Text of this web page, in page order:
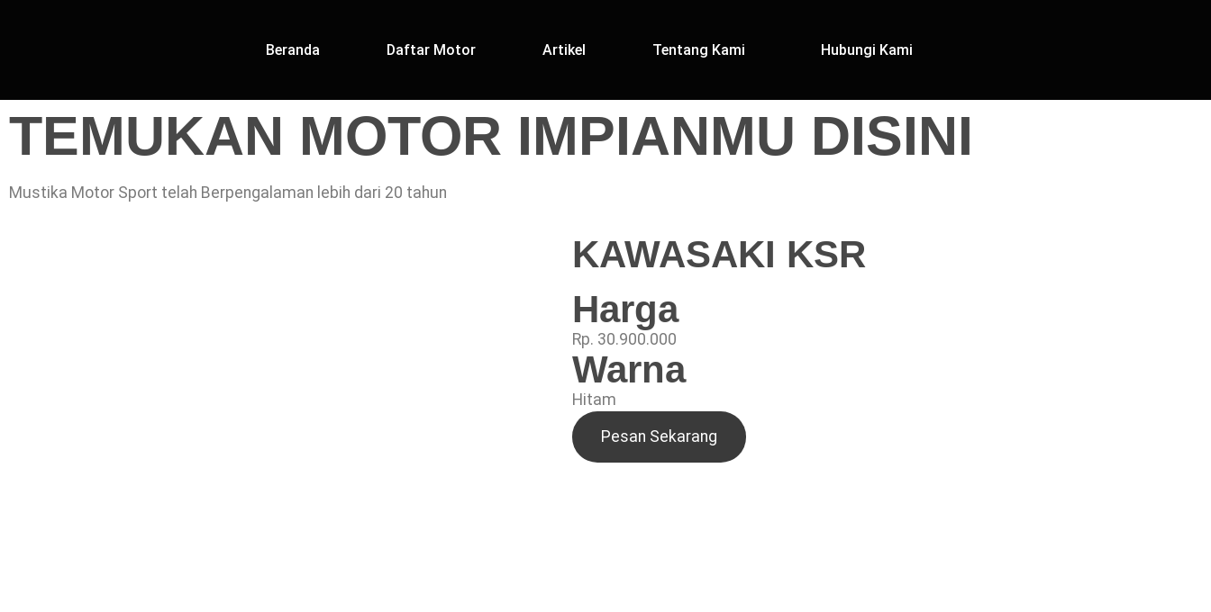
Beranda Daftar Motor Artikel Tentang Kami Hubungi Kami
TEMUKAN MOTOR IMPIANMU DISINI
Mustika Motor Sport telah Berpengalaman lebih dari 20 tahun
KAWASAKI KSR
Harga
Rp. 30.900.000
Warna
Hitam
Pesan Sekarang